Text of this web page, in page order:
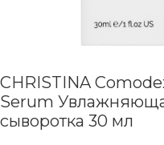
CHRISTINA
Serum
сыворотка 30 мл